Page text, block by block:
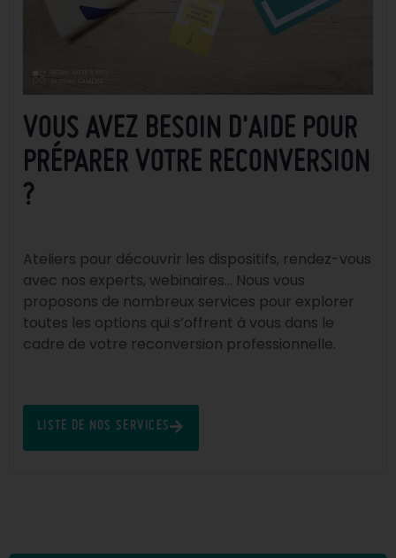
VOUS AVEZ BESOIN D'AIDE POUR
PRÉPARER VOTRE RECONVERSION
?
Ateliers pour découvrir les dispositifs, rendez-vous
avec nos experts, webinaires… Nous vous
proposons de nombreux services pour explorer
toutes les options qui s’offrent à vous dans le
cadre de votre reconversion professionnelle.
LISTE DE NOS SERVICES